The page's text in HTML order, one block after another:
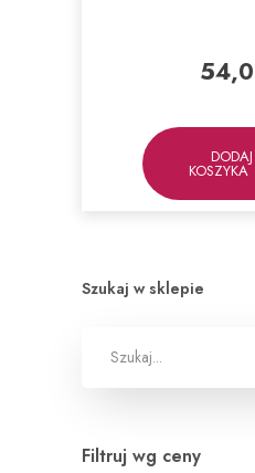
KOSZYKA
Szukaj w sklepie
Filtruj wg ceny